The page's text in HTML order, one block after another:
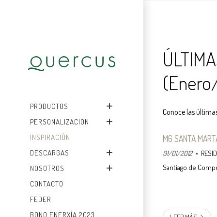
PRODUCTOS
PERSONALIZACIÓN
INSPIRACIÓN
DESCARGAS
NOSOTROS
CONTACTO
FEDER
BONO ENERXÍA 2023
Conoce las
M6 SANTA
01/01/2012
Santiago de